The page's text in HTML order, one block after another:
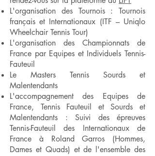
L'organisation des Tournois : Tournois
français et Internationaux (ITF – Uniqlo
Wheelchair Tennis Tour)
L'organisation des Championnats de
France par Equipes et Individuels Tennis-
Fauteuil
Le Masters Tennis Sourds et
Malentendants
L'accompagnement des Equipes de
France, Tennis Fauteuil et Sourds et
Malentendants : Suivi des épreuves
Tennis-Fauteuil des Internationaux de
France à Roland Garros (Hommes,
Dames et Quads) et de l'ensemble des